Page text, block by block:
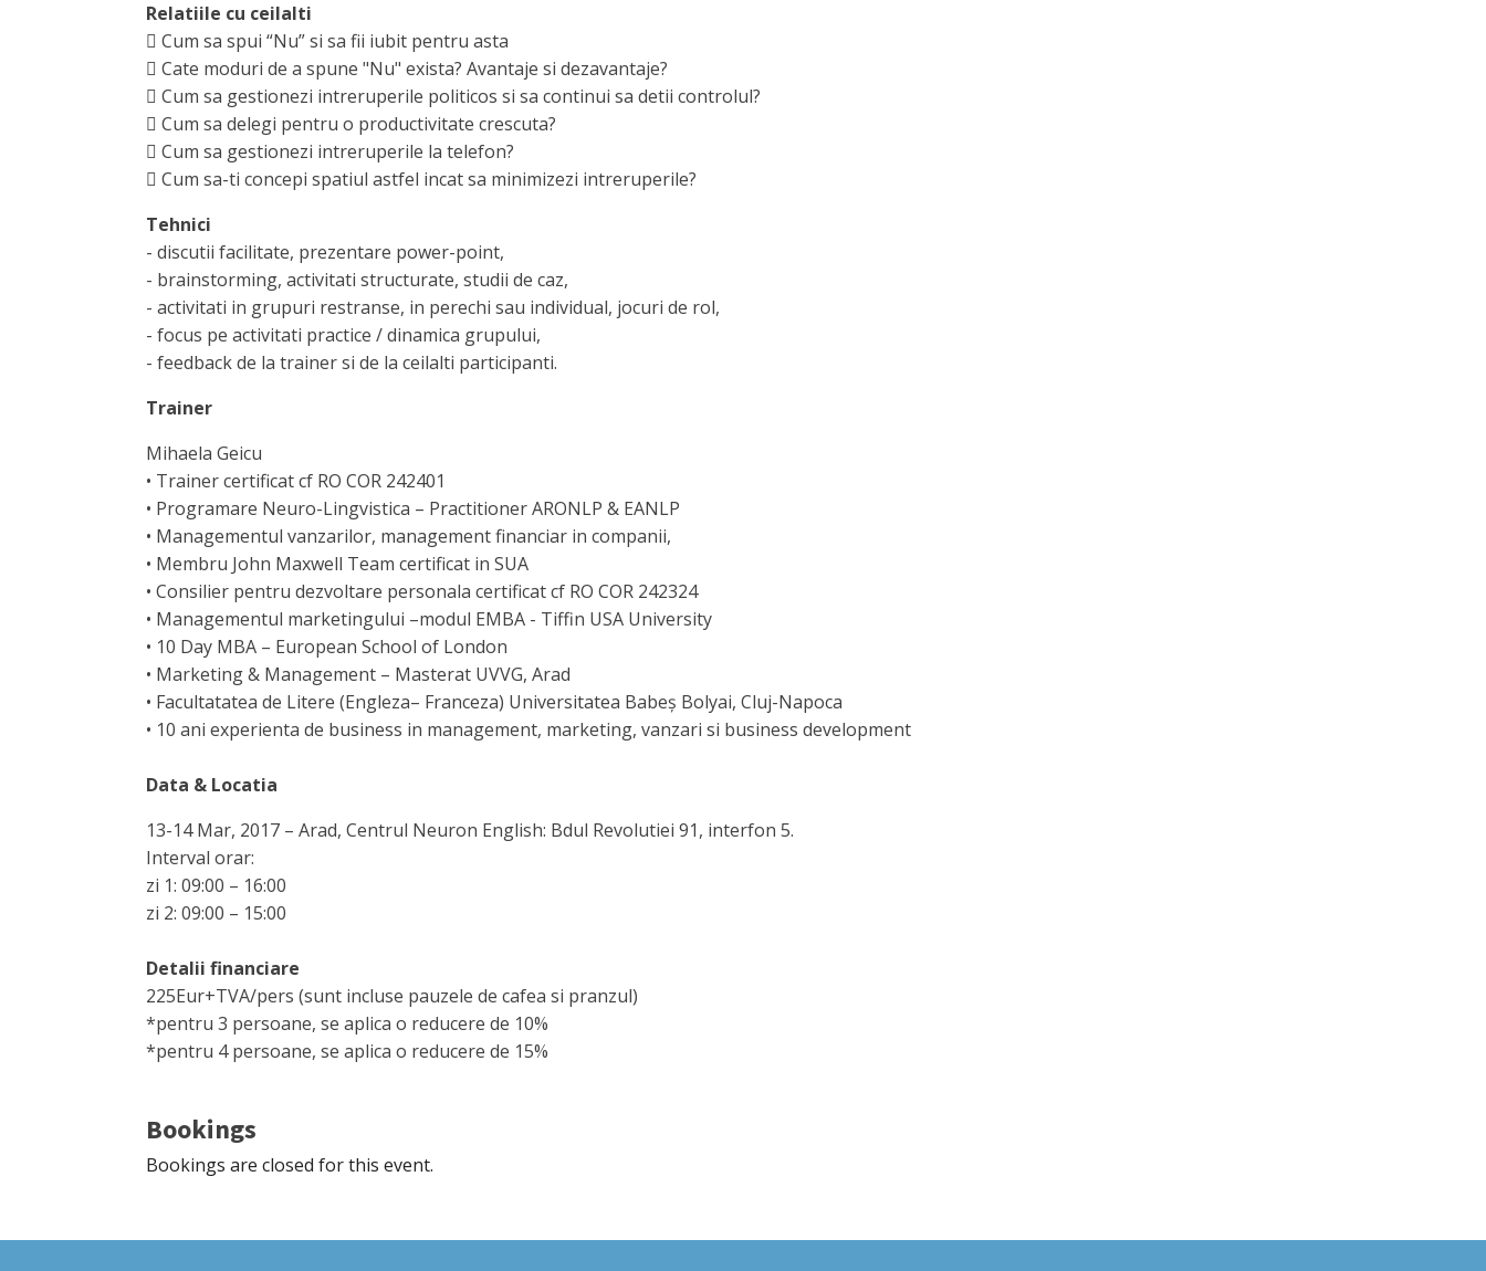
Relatiile cu ceilalti
 Cum sa spui “Nu” si sa fii iubit pentru asta
 Cate moduri de a spune "Nu" exista? Avantaje si dezavantaje?
 Cum sa gestionezi intreruperile politicos si sa continui sa detii controlul?
 Cum sa delegi pentru o productivitate crescuta?
 Cum sa gestionezi intreruperile la telefon?
 Cum sa-ti concepi spatiul astfel incat sa minimizezi intreruperile?
Tehnici
- discutii facilitate, prezentare power-point,
- brainstorming, activitati structurate, studii de caz,
- activitati in grupuri restranse, in perechi sau individual, jocuri de rol,
- focus pe activitati practice / dinamica grupului,
- feedback de la trainer si de la ceilalti participanti.
Trainer
Mihaela Geicu
• Trainer certificat cf RO COR 242401
• Programare Neuro-Lingvistica – Practitioner ARONLP & EANLP
• Managementul vanzarilor, management financiar in companii,
• Membru John Maxwell Team certificat in SUA
• Consilier pentru dezvoltare personala certificat cf RO COR 242324
• Managementul marketingului –modul EMBA - Tiffin USA University
• 10 Day MBA – European School of London
• Marketing & Management – Masterat UVVG, Arad
• Facultatatea de Litere (Engleza– Franceza) Universitatea Babeș Bolyai, Cluj-Napoca
• 10 ani experienta de business in management, marketing, vanzari si business development
Data & Locatia
13-14 Mar, 2017 – Arad, Centrul Neuron English: Bdul Revolutiei 91, interfon 5.
Interval orar:
zi 1: 09:00 – 16:00
zi 2: 09:00 – 15:00
Detalii financiare
225Eur+TVA/pers (sunt incluse pauzele de cafea si pranzul)
*pentru 3 persoane, se aplica o reducere de 10%
*pentru 4 persoane, se aplica o reducere de 15%
Bookings
Bookings are closed for this event.